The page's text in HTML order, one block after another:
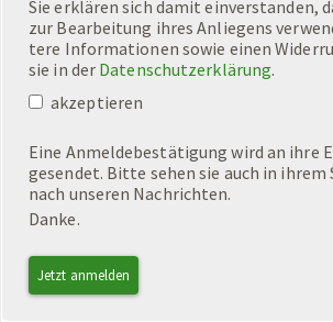
Sie er­klä­ren sich damit ein­ver­stan­den,
zur Be­ar­bei­tung ihres An­lie­gens
te­re In­for­ma­tio­nen sowie einen
sie in der Da­ten­schutz­er­klä­rung.
akzeptieren
Eine An­mel­de­be­stä­ti­gung wird an ihre
ge­sen­det. Bitte sehen sie auch in ihrem
nach un­se­ren Nach­rich­ten.
Danke.
Jetzt anmelden